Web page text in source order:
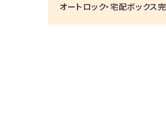
オートロック・宅配ボックス完